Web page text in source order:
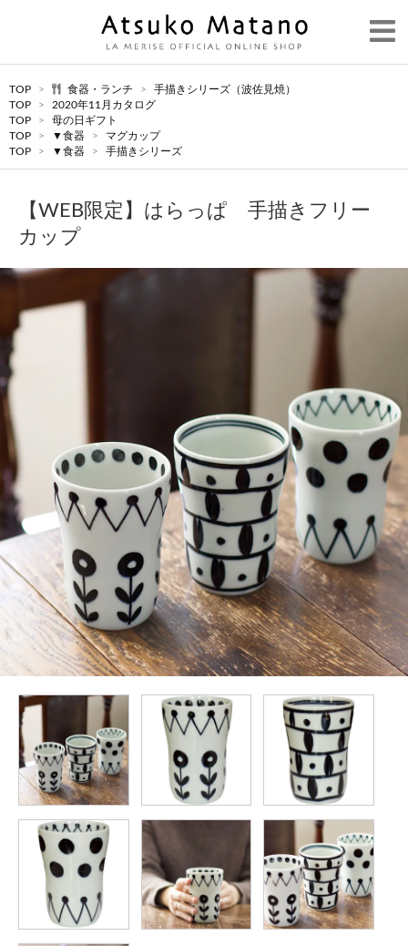
TOP > 食器・ランチ >
手描きシリーズ（波佐見焼）
TOP
>
2020年11月カタログ
TOP
>
母の日ギフト
TOP
> ▼食器 >
マグカップ
TOP
> ▼食器 > 手描きシリーズ
【WEB限定】はらっぱ 手描きフリー
カップ